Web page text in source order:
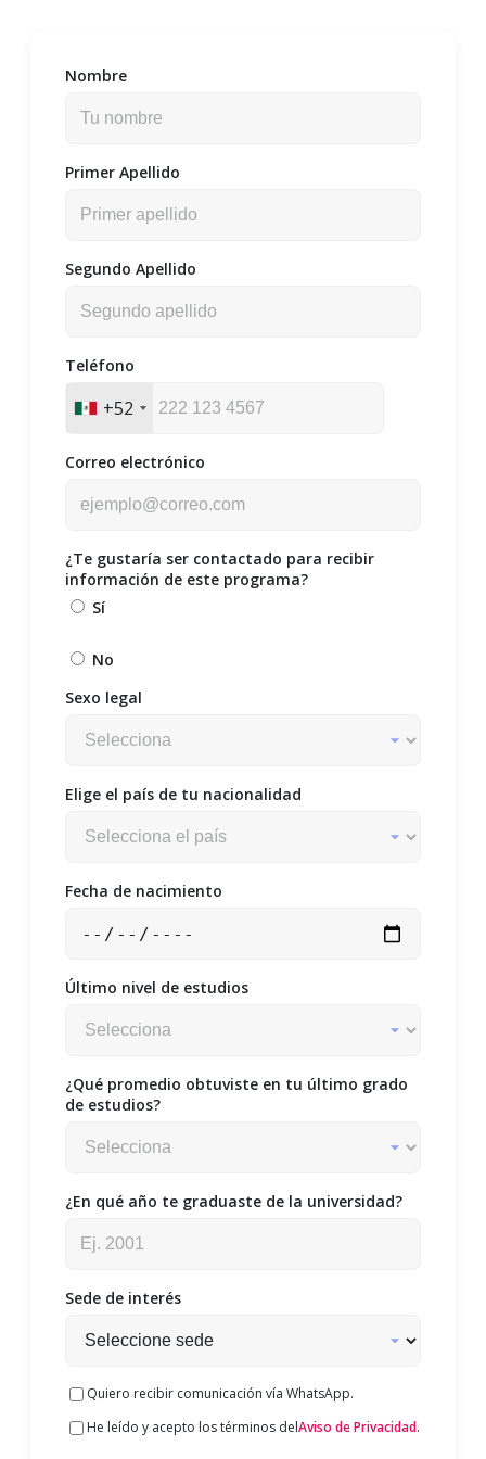
Nombre
Primer Apellido
Segundo Apellido
Teléfono
+52
Correo electrónico
¿Te gustaría ser contactado para recibir
información de este programa?
Sí
No
Sexo legal
Elige el país de tu nacionalidad
Fecha de nacimiento
Último nivel de estudios
¿Qué promedio obtuviste en tu último grado
de estudios?
¿En qué año te graduaste de la universidad?
Sede de interés
Quiero recibir comunicación vía WhatsApp.
He leído y acepto los términos delAviso de Privacidad.